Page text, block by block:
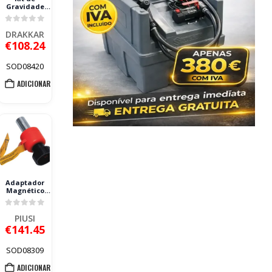
Gravidade
para AdBlue
DRAKKAR 3 M
40 L/MIN IBC
DIN61
DRAKKAR
€108.24
SOD08420
ADICIONAR
Adaptador
Magnético
PIUSI para
Pistola de
AdBlue 08305 e
08307
PIUSI
€141.45
SOD08309
ADICIONAR